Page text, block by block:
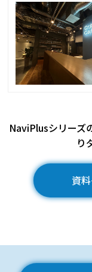
NaviPlusシリーズ
り
資